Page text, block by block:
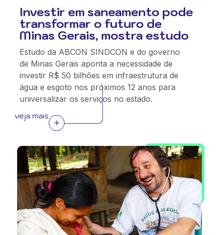
Investir em saneamento pode
transformar o futuro de
Minas Gerais, mostra estudo
Estudo da ABCON SINDCON e do governo
de Minas Gerais aponta a necessidade de
investir R$ 50 bilhões em infraestrutura de
água e esgoto nos próximos 12 anos para
universalizar os serviços no estado.
veja mais